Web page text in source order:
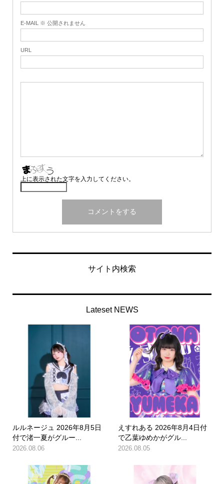
E-MAIL ※ 公開されません
URL
上に表示された文字を入力してください。
サイト内検索
Lateset NEWS
ルルネージュ 2026年8月5日
付で渚一夏がグルー...
2026.08.06
えすれある 2026年8月4日付
で乙葉ゆめかがグル...
2026.08.05